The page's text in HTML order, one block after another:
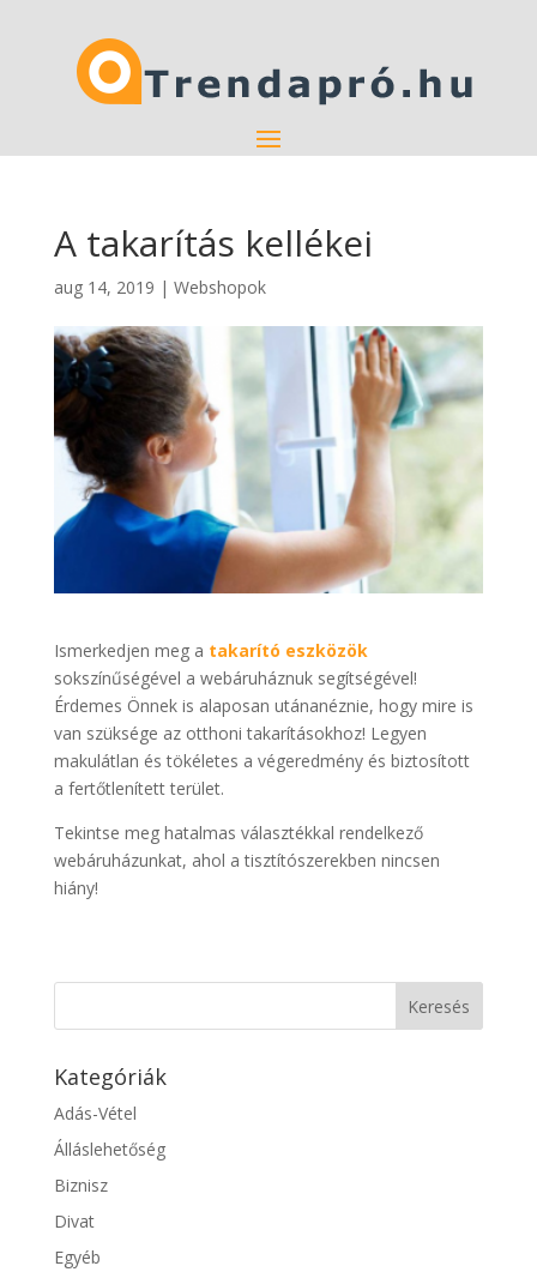
A takarítás kellékei
aug 14, 2019 | Webshopok
Ismerkedjen meg a takarító eszközök
sokszínűségével a webáruháznuk segítségével!
Érdemes Önnek is alaposan utánanéznie, hogy mire is
van szüksége az otthoni takarításokhoz! Legyen
makulátlan és tökéletes a végeredmény és biztosított
a fertőtlenített terület.
Tekintse meg hatalmas választékkal rendelkező
webáruházunkat, ahol a tisztítószerekben nincsen
hiány!
Kategóriák
Adás-Vétel
Álláslehetőség
Biznisz
Divat
Egyéb